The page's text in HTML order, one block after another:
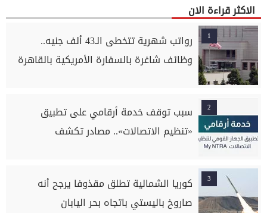
الاكثر قراءة الان
1
رواتب شهرية تتخطى الـ43 ألف جنيه..
وظائف شاغرة بالسفارة الأمريكية بالقاهرة
2
سبب توقف خدمة أرقامي على تطبيق
«تنظيم الاتصالات».. مصادر تكشف
3
كوريا الشمالية تطلق مقذوفا يرجح أنه
صاروخ باليستي باتجاه بحر اليابان